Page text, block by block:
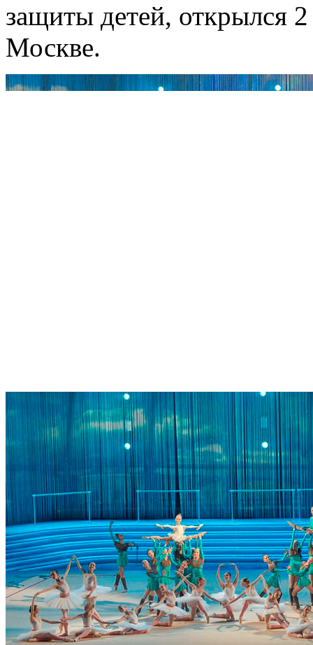
защиты детей, открылся
Москве.